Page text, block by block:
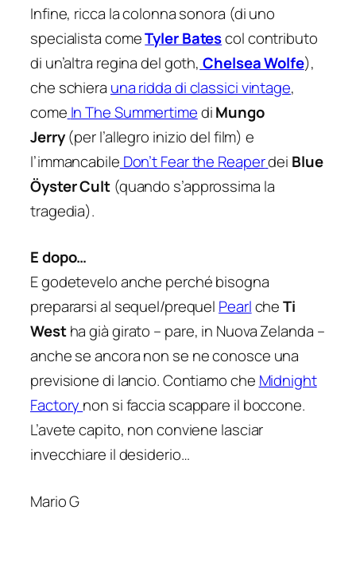
Infine, ricca la colonna sonora (di uno
specialista comeTyler Batescol contributo
di un’altra regina del goth, Chelsea Wolfe),
che schiera una ridda di classici vintage,
come In The SummertimediMungo
Jerry(per l’allegro inizio del film) e
l’immancabile Don’t Fear the Reaperdei Blue
Öyster Cult(quando s’approssima la
tragedia).
E dopo…
E godetevelo anche perché bisogna
prepararsi al sequel/prequel PearlcheTi
Westha già girato – pare, in Nuova Zelanda –
anche se ancora non se ne conosce una
previsione di lancio. Contiamo che Midnight
Factory non si faccia scappare il boccone.
L’avete capito, non conviene lasciar
invecchiare il desiderio…
Mario G